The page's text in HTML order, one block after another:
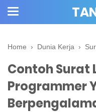
Home › Dunia Kerja ›
Contoh Surat
Programmer